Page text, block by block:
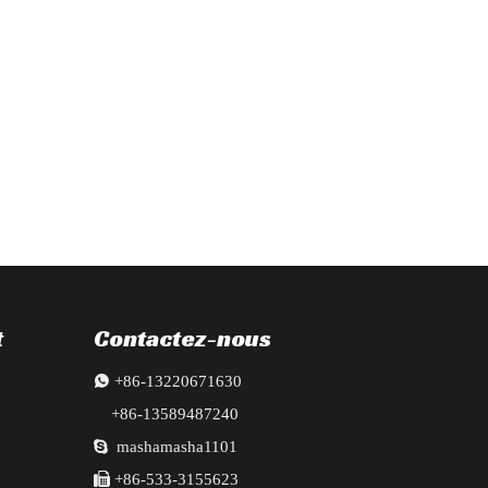
phares, radiateur, ailes, pare-chocs, portes, poutres en lingots et
Contactez-nous
 +86-13220671630
+86-13589487240
 mashamasha1101
 +86-533-3155623